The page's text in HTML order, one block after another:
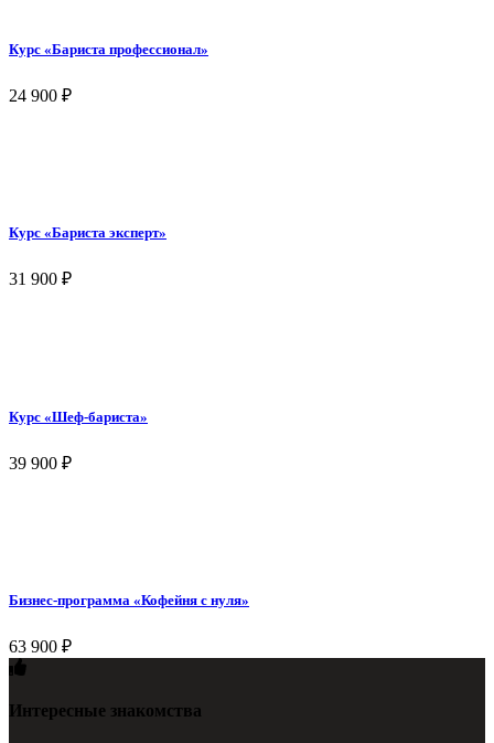
Курс «Бариста профессионал»
24 900 ₽
Курс «Бариста эксперт»
31 900 ₽
Курс «Шеф-бариста»
39 900 ₽
Бизнес-программа «Кофейня с нуля»
63 900 ₽
Интересные знакомства